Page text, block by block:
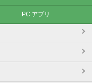
PC アプリ